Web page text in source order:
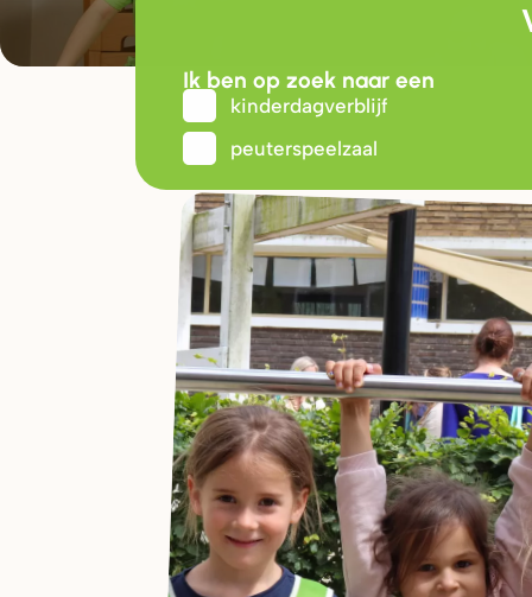
Ik ben op zoek naar een
kinderdagverblijf
peuterspeelzaal